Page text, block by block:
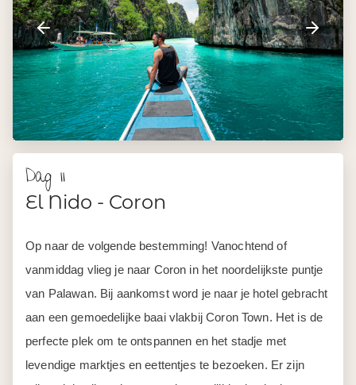
Dag 11
El Nido - Coron
Op naar de volgende bestemming! Vanochtend of
vanmiddag vlieg je naar Coron in het noordelijkste puntje
van Palawan. Bij aankomst word je naar je hotel gebracht
aan een gemoedelijke baai vlakbij Coron Town. Het is de
perfecte plek om te ontspannen en het stadje met
levendige marktjes en eettentjes te bezoeken. Er zijn